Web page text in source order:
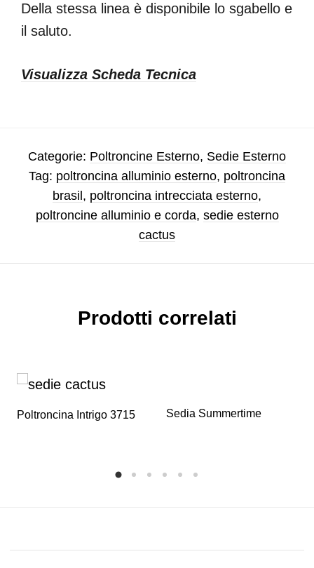
Della stessa linea è disponibile lo sgabello e
il saluto.
Visualizza Scheda Tecnica
Categorie: Poltroncine Esterno, Sedie Esterno
Tag: poltroncina alluminio esterno, poltroncina
brasil , poltroncina intrecciata esterno,
poltroncine alluminio e corda, sedie esterno
cactus
Prodotti correlati
Poltroncina Intrigo 3715 Sedia Summertime